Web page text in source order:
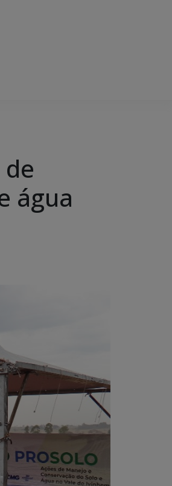
água